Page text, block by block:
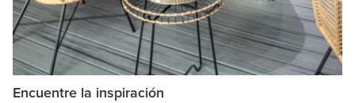
Encuentre la inspiración